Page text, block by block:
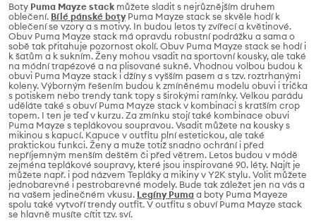
Boty Puma Mayze stackmůžete sladit s nejrůznějším druhem
oblečení. Bílé pánské botyPuma Mayze stack se skvěle hodí k
oblečení se vzory a s motivy. In budou letos ty zvířecí a květinové.
Obuv Puma Mayze stack má opravdu robustní podrážku a sama o
sobě tak přitahuje pozornost okolí. Obuv Puma Mayze stack se hodí i
k šatům a k sukním. Ženy mohou vsadit na sportovní kousky, ale také
na módní trapézové a na plisované sukně. Vhodnou volbou budou k
obuvi Puma Mayze stack i džíny s vyšším pasem a s tzv. roztrhanými
koleny. Výborným řešením budou k zmíněnému modelu obuvi i trička
s potiskem nebo trendy tank topy s širokými ramínky. Velkou parádu
uděláte také s obuví Puma Mayze stack v kombinaci s kratším crop
topem. I ten je teď v kurzu. Za zmínku stojí také kombinace obuvi
Puma Mayze s teplákovou soupravou. Vsadit můžete na kousky s
mikinou s kapucí. Kapuce v outfitu plní estetickou, ale také
praktickou funkci. Ženy a muže totiž snadno ochrání i před
nepříjemným menším deštěm či před větrem. Letos budou v módě
zejména teplákové soupravy, které jsou inspirované 90. léty. Najít je
můžete např. i pod názvem Tepláky a mikiny v Y2K stylu. Volit můžete
jednobarevné i pestrobarevné modely. Bude tak záležet jen na vás a
na vašem jedinečném vkusu. Legíny Pumaa boty Puma Mayeze
spolu také vytvoří trendy outfit. V outfitu s obuví Puma Mayze stack
se hlavně musíte cítit tzv. sví.